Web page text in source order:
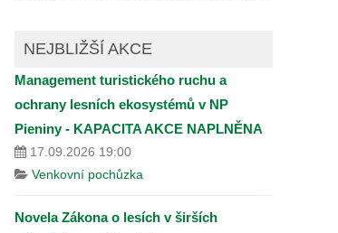
NEJBLIŽŠÍ AKCE
Management turistického ruchu a
ochrany lesních ekosystémů v NP
Pieniny - KAPACITA AKCE NAPLNĚNA
17.09.2026 19:00
Venkovní pochůzka
Novela Zákona o lesích v širších